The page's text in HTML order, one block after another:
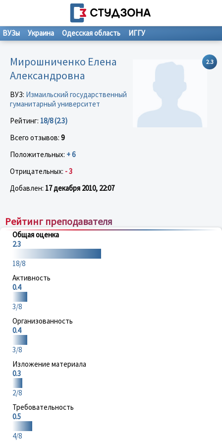
ВУЗы Украина Одесская область ИГГУ
2.3
Мирошниченко Елена
Александровна
ВУЗ: Измаильский государственный
гуманитарный университет
Рейтинг: 18/8 (2.3)
Всего отзывов: 9
Положительных: + 6
Отрицательных: - 3
Добавлен: 17 декабря 2010, 22:07
Рейтинг преподавателя
Общая оценка
2.3
18/8
Активность
0.4
3/8
Организованность
0.4
3/8
Изложение материала
0.3
2/8
Требовательность
0.5
4/8